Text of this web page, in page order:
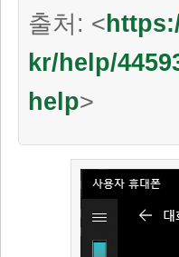
출처: <
kr/help/
help>